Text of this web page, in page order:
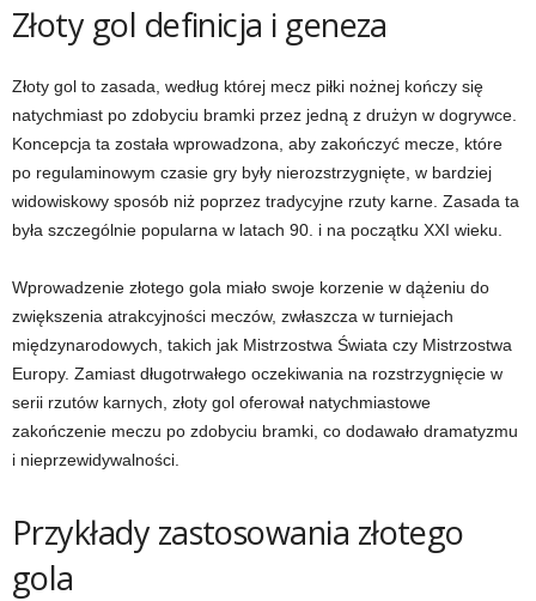
Złoty gol definicja i geneza
Złoty gol to zasada, według której mecz piłki nożnej kończy się
natychmiast po zdobyciu bramki przez jedną z drużyn w dogrywce.
Koncepcja ta została wprowadzona, aby zakończyć mecze, które
po regulaminowym czasie gry były nierozstrzygnięte, w bardziej
widowiskowy sposób niż poprzez tradycyjne rzuty karne. Zasada ta
była szczególnie popularna w latach 90. i na początku XXI wieku.
Wprowadzenie złotego gola miało swoje korzenie w dążeniu do
zwiększenia atrakcyjności meczów, zwłaszcza w turniejach
międzynarodowych, takich jak Mistrzostwa Świata czy Mistrzostwa
Europy. Zamiast długotrwałego oczekiwania na rozstrzygnięcie w
serii rzutów karnych, złoty gol oferował natychmiastowe
zakończenie meczu po zdobyciu bramki, co dodawało dramatyzmu
i nieprzewidywalności.
Przykłady zastosowania złotego
gola